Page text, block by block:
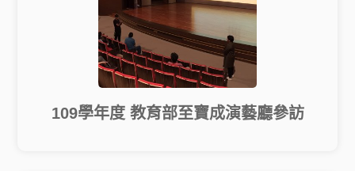
109學年度 教育部至寶成演藝廳參訪